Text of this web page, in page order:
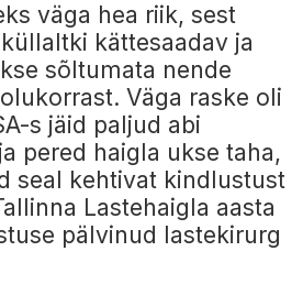
väga hea riik, sest
kättesaadav ja
sõltumata nende
Väga raske oli
s jäid paljud abi
pered haigla ukse taha,
seal kehtivat kindlustust
Lastehaigla aasta
pälvinud lastekirurg